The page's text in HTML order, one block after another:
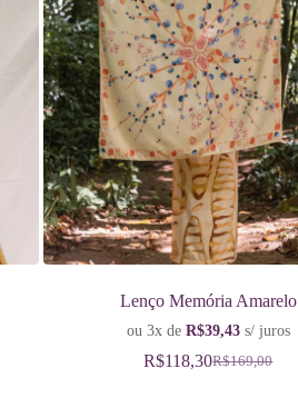
Lenço Memória Amarelo
ou 3x de R$39,43 s/ juros
R$169,00
O
R$118,30O